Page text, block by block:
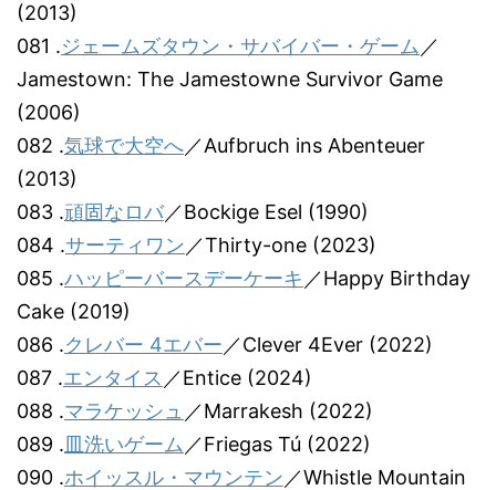
(2013)
081 .ジェームズタウン・サバイバー・ゲーム ／
Jamestown: The Jamestowne Survivor Game
(2006)
082 .気球で大空へ／Aufbruch ins Abenteuer
(2013)
083 .頑固なロバ／Bockige Esel (1990)
084 .サーティワン ／Thirty-one (2023)
085 .ハッピーバースデーケーキ ／Happy Birthday
Cake (2019)
086 .クレバー 4エバー ／Clever 4Ever (2022)
087 .エンタイス ／Entice (2024)
088 .マラケッシュ ／Marrakesh (2022)
089 . 皿洗いゲーム ／Friegas Tú (2022)
090 .ホイッスル・マウンテン ／Whistle Mountain